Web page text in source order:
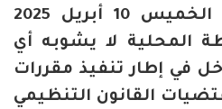
الطريق المذكور يوم الخميس 10 أبريل 2025
المحلية لا يشوبه أي
في إطار تنفيذ مقررات
القانون التنظيمي